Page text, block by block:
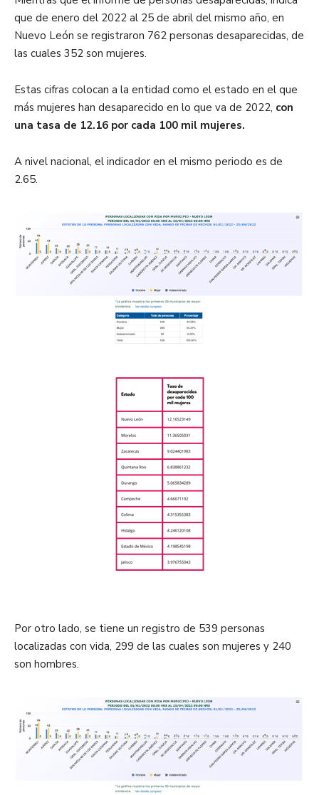
que de enero del 2022 al 25 de abril del mismo año, en
Nuevo León se registraron 762 personas desaparecidas, de
las cuales 352 son mujeres.
Estas cifras colocan a la entidad como el estado en el que
más mujeres han desaparecido en lo que va de 2022, con
una tasa de 12.16 por cada 100 mil mujeres.
A nivel nacional, el indicador en el mismo periodo es de
2.65.
Por otro lado, se tiene un registro de 539 personas
localizadas con vida, 299 de las cuales son mujeres y 240
son hombres.